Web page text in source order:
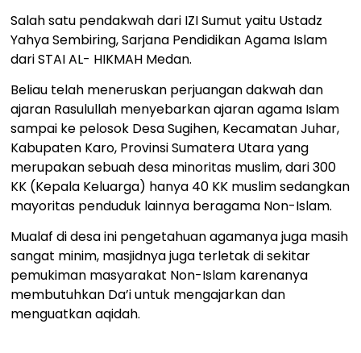
Salah satu pendakwah dari IZI Sumut yaitu Ustadz
Yahya Sembiring, Sarjana Pendidikan Agama Islam
dari STAI AL- HIKMAH Medan.
Beliau telah meneruskan perjuangan dakwah dan
ajaran Rasulullah menyebarkan ajaran agama Islam
sampai ke pelosok Desa Sugihen, Kecamatan Juhar,
Kabupaten Karo, Provinsi Sumatera Utara yang
merupakan sebuah desa minoritas muslim, dari 300
KK (Kepala Keluarga) hanya 40 KK muslim sedangkan
mayoritas penduduk lainnya beragama Non-Islam.
Mualaf di desa ini pengetahuan agamanya juga masih
sangat minim, masjidnya juga terletak di sekitar
pemukiman masyarakat Non-Islam karenanya
membutuhkan Da’i untuk mengajarkan dan
menguatkan aqidah.